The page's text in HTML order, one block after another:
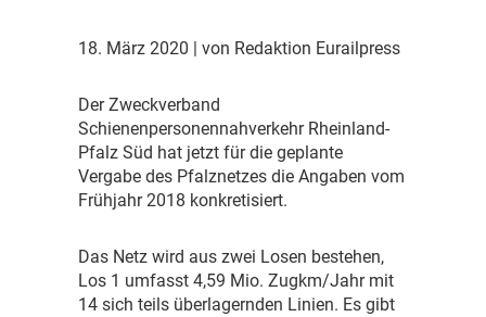
18. März 2020 | von Redaktion Eurailpress
Der Zweckverband
Schienenpersonennahverkehr Rheinland-
Pfalz Süd hat jetzt für die geplante
Vergabe des Pfalznetzes die Angaben vom
Frühjahr 2018 konkretisiert.
Das Netz wird aus zwei Losen bestehen,
Los 1 umfasst 4,59 Mio. Zugkm/Jahr mit
14 sich teils überlagernden Linien. Es gibt